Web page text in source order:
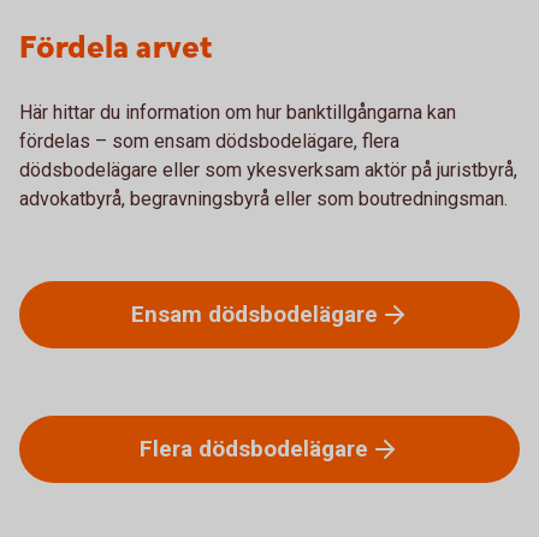
Fördela arvet
Här hittar du information om hur banktillgångarna kan
fördelas – som ensam dödsbodelägare, flera
dödsbodelägare eller som ykesverksam aktör på juristbyrå,
advokatbyrå, begravningsbyrå eller som boutredningsman.
Ensam dödsbodelägare
Flera dödsbodelägare